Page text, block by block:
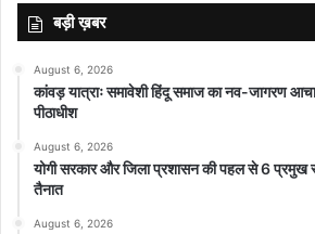
बड़ी ख़बर
August 6, 2026
कांवड़ यात्राः समावेशी हिंदू समाज का नव-जागरण
पीठाधीश
August 6, 2026
योगी सरकार और जिला प्रशासन की पहल से 6 प्रमुख
तैनात
August 6, 2026